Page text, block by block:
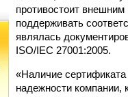
противостоит
поддерживать
являлась
ISO/IEC 27001:2005.
«Наличие сертификата
надежности компании,